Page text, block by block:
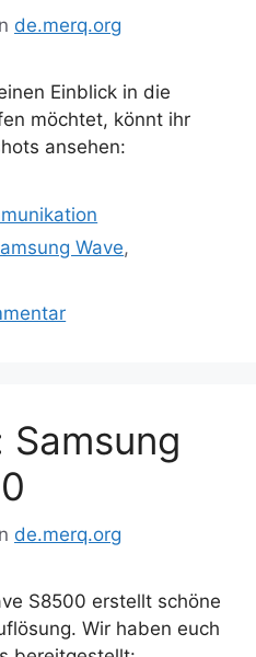
de.merq.org
Einblick in die
möchtet, könnt ihr
ansehen:
Wave,
de.merq.org
S8500 erstellt schöne
Wir haben euch